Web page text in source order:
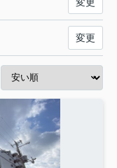
変更